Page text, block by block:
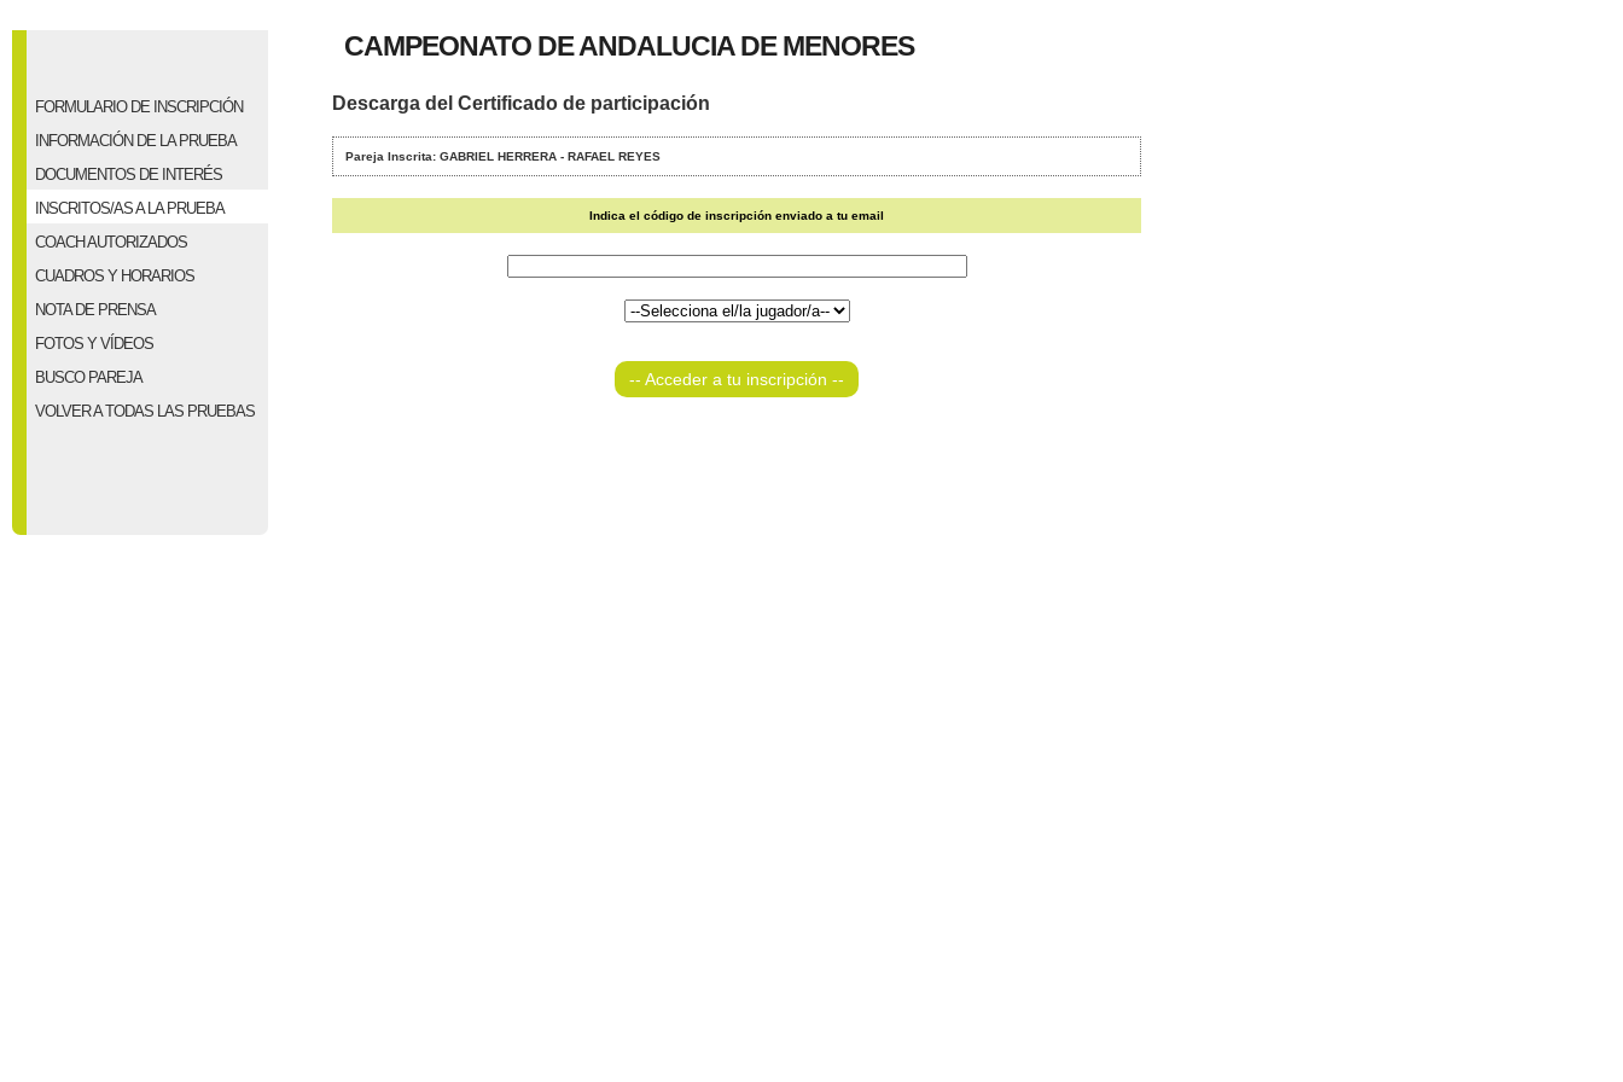
FORMULARIO DE INSCRIPCIÓN
INFORMACIÓN DE LA PRUEBA
DOCUMENTOS DE INTERÉS
INSCRITOS/AS A LA PRUEBA
COACH AUTORIZADOS
CUADROS Y HORARIOS
NOTA DE PRENSA
FOTOS Y VÍDEOS
BUSCO PAREJA
VOLVER A TODAS LAS PRUEBAS
CAMPEONATO DE ANDALUCIA DE MENORES
Descarga del Certificado de participación
Pareja Inscrita: GABRIEL HERRERA - RAFAEL REYES
Indica el código de inscripción enviado a tu email
-- Acceder a tu inscripción --